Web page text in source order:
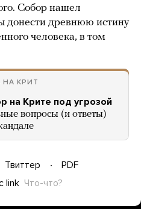
Собор нашел
донести древнюю истину
человека, в том
КРИТ
на Крите под угрозой
вопросы (и ответы)
Твиттер
PDF
link Что-что?